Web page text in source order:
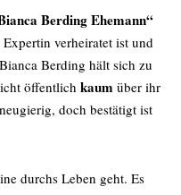
Berding Ehemann“
verheiratet ist und
Berding hält sich zu
öffentlich kaum über ihr
doch bestätigt ist
durchs Leben geht. Es